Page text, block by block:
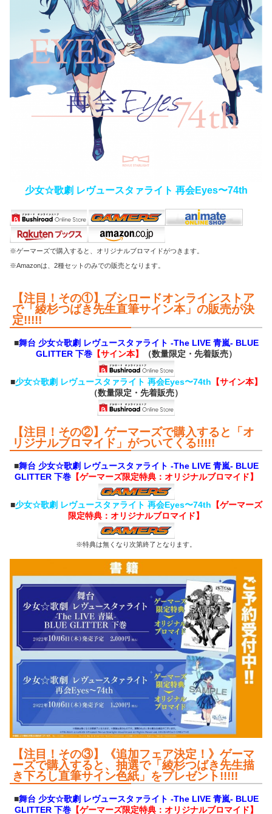
少女☆歌劇 レヴュースタァライト 再会Eyes〜74th
※ゲーマーズで購入すると、オリジナルブロマイドがつきます。
※Amazonは、2種セットのみでの販売となります。
【注目！その①】ブシロードオンラインストア
で「綾杉つばき先生直筆サイン本」の販売が決
定!!!!!
■舞台 少女☆歌劇 レヴュースタァライト -The LIVE 青嵐- BLUE
GLITTER 下巻【サイン本】 （数量限定・先着販売）
■少女☆歌劇 レヴュースタァライト 再会Eyes〜74th 【サイン本】
（数量限定・先着販売）
【注目！その②】ゲーマーズで購入すると「オ
リジナルブロマイド」がついてくる!!!!!
■舞台 少女☆歌劇 レヴュースタァライト -The LIVE 青嵐- BLUE
GLITTER 下巻【ゲーマーズ限定特典：オリジナルブロマイド】
■少女☆歌劇 レヴュースタァライト 再会Eyes〜74th 【ゲーマーズ
限定特典：オリジナルブロマイド】
※特典は無くなり次第終了となります。
【注目！その③】《追加フェア決定！》ゲーマ
ーズで購入すると、抽選で「綾杉つばき先生描
き下ろし直筆サイン色紙」をプレゼント!!!!!
■舞台 少女☆歌劇 レヴュースタァライト -The LIVE 青嵐- BLUE
GLITTER 下巻【ゲーマーズ限定特典：オリジナルブロマイド】